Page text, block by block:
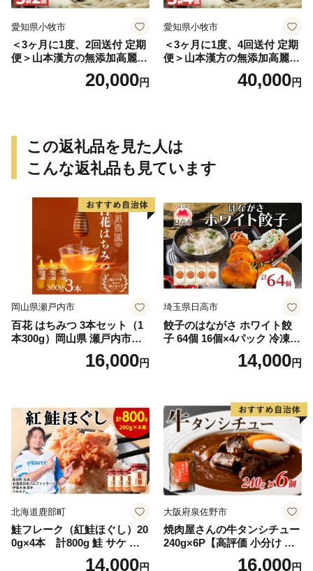
愛知県小牧市
＜3ヶ月に1度、2回送付 定期
便＞山本漢方の無添加高麗人
20,000円
愛知県小牧市
＜3ヶ月に1度、4回送付 定期
便＞山本漢方の無添加高麗人
40,000円
この返礼品を見た人は
こんな返礼品も見ています
岡山県瀬戸内市
百花 はちみつ 3本セット（1
本300g）岡山県 瀬戸内市産
石黒農園 ヨーグルト パン 砂
糖の代わり 香り高い いい香
16,000円
埼玉県日高市
餃子のはながさ ホワイト餃
子 64個 16個×4パック 冷凍
中華 点心 B級グルメ ご当地
野菜 おつまみ おかず 簡単調
ー ギフト お取り寄せ 日高市
14,000円
北海道鹿部町
鮭フレーク（紅鮭ほぐし）20
0g×4本 計800g 鮭 サケ 鮭
ほぐし サケフレーク シャケ
14,000円
大阪府泉佐野市
焼肉屋さんの牛タンシチュー
240g×6P【高評価 小分け 惣
菜 牛たん 一人暮らし 冷凍】
16,000円